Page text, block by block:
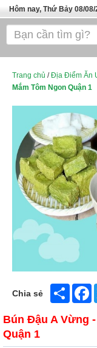
Hôm nay, Thứ Bảy 08/08/
Trang chủ
Bánh - Đồ Ăn Vặt
TOP QUÁN ĂN
ĐỊA ĐIỂM ĂN UỐNG HÀ NỘI
Trang chủ /Địa Điểm Ăn
Mắm Tôm Ngon Quận 1
Chia sẻ Share
Bún Đậu A Vừng
Quận 1